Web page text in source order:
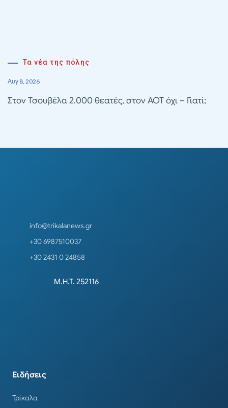
Τα νέα της πόλης
Αυγ 8, 2026
Στον Τσουβέλα 2.000 θεατές, στον ΑΟΤ όχι – Γιατί;
info@trikalanews.gr
+30 6987510037
+30 2431 0 24858
Μ.Η.Τ. 252116
Ειδήσεις
Τρίκαλα